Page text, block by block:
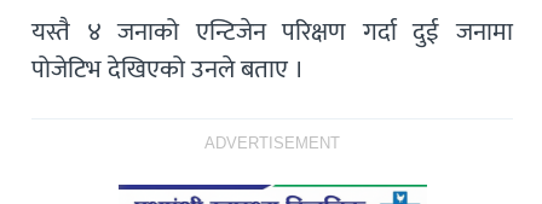
यस्तै ४ जनाको एन्टिजेन परिक्षण गर्दा दुई जनामा
पोजेटिभ देखिएको उनले बताए ।
ADVERTISEMENT